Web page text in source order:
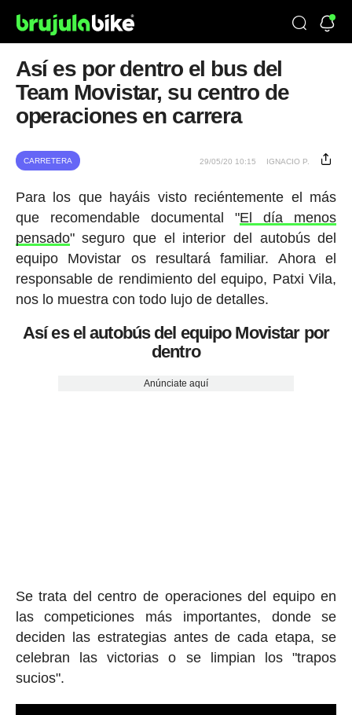
Así es por dentro el bus del
Team Movistar, su centro de
operaciones en carrera
CARRETERA 29/05/20 10:15 IGNACIO P.
Para los que hayáis visto reciéntemente el más
que recomendable documental "El día menos
pensado" seguro que el interior del autobús del
equipo Movistar os resultará familiar. Ahora el
responsable de rendimiento del equipo, Patxi Vila,
nos lo muestra con todo lujo de detalles.
Así es el autobús del equipo Movistar por
dentro
Anúnciate aquí
Se trata del centro de operaciones del equipo en
las competiciones más importantes, donde se
deciden las estrategias antes de cada etapa, se
celebran las victorias o se limpian los "trapos
sucios".